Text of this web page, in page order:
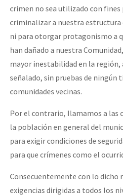
crimen no sea utilizado con
criminalizar a nuestra estructura
ni para otorgar protagonismo a
han dañado a nuestra
mayor inestabilidad en la región,
señalado, sin pruebas de ningún
comunidades vecinas.
Por el contrario, llamamos a las
la población en general del
para exigir condiciones de
para que crímenes como el
Consecuentemente con lo dicho
exigencias dirigidas a todos los